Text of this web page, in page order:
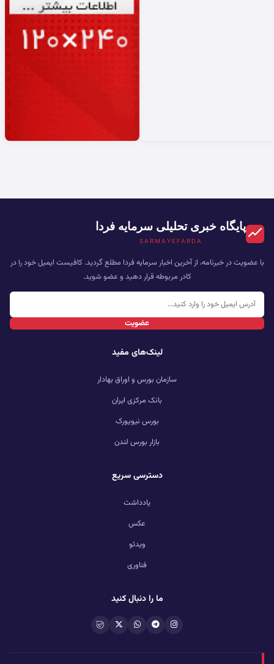
پایگاه خبری تحلیلی سرمایه فردا
SARMAYEFARDA
با عضویت در خبرنامه، از آخرین اخبار سرمایه فردا مطلع گردید. کافیست ایمیل خود را در
کادر مربوطه قرار دهید و عضو شوید.
عضویت
لینک‌های مفید
سازمان بورس و اوراق بهادار
بانک مرکزی ایران
بورس نیویورک
بازار بورس لندن
دسترسی سریع
یادداشت
عکس
ویدئو
فناوری
ما را دنبال کنید